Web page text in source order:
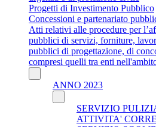
Progetti di Investimento Pubblico
Concessioni e partenariato
Atti relativi alle procedure per
pubblici di servizi, forniture,
pubblici di progettazione, di
compresi quelli tra enti
ANNO 2023
SERVIZIO
ATTIVITA'